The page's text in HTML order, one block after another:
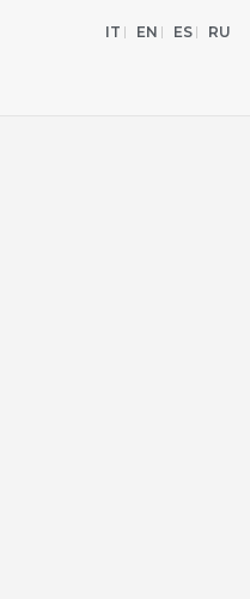
IT EN ES RU